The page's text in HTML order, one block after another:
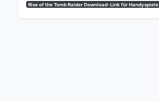
Rise of the Tomb Raider Download-Link für Handyspiele